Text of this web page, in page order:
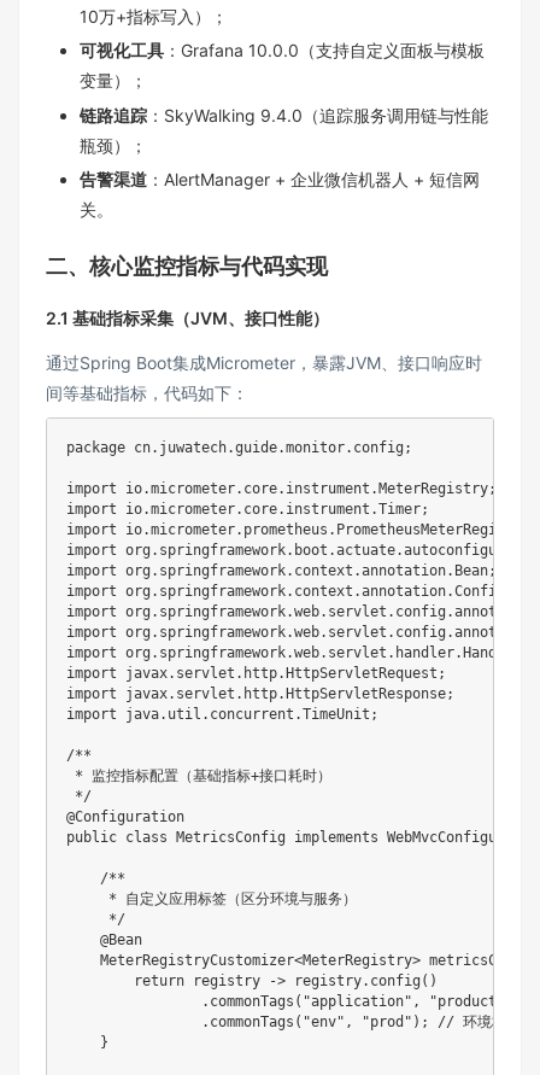
10万+指标写入）；
可视化工具 ：Grafana 10.0.0（支持自定义面板与模板
变量）；
链路追踪 ：SkyWalking 9.4.0（追踪服务调用链与性能
瓶颈）；
告警渠道 ：AlertManager + 企业微信机器人 + 短信网
关。
二、核心监控指标与代码实现
2.1 基础指标采集（JVM、接口性能）
通过Spring Boot集成Micrometer，暴露JVM、接口响应时
间等基础指标，代码如下：
package cn. juwatech.guide.monitor. config ;
import io.micrometer. core. instrument . MeterRegistry;
import
io.micrometer. core. instrument .Timer;
import
io.micrometer. prometheus . PrometheusMeterRegistry
import org . springframework. boot .actuate.autoconfigure
import org . springframework. context .annotation. Bean;
import org . springframework. context .annotation.
import org . springframework.web. servlet . config .annotation
import org . springframework.web. servlet . config .annotation
import org . springframework.web. servlet . handler.
import
javax. servlet . http. HttpServletRequest ;
import
javax. servlet . http. HttpServletResponse;
import
java. util . concurrent .TimeUnit ;
/**
* 监控指标配置（基础指标+接口耗时）
*/
@Configuration
public class MetricsConfig implements WebMvcConfigurer
/**
     * 自定义应用标签（区分环境与服务）
     */
@Bean
MeterRegistryCustomizer<MeterRegistry>
return registry -> registry. config ( )
. commonTags ( "application" ,
"product-
. commonTags ( "env" , "prod" ) ;
// 环境标识
}